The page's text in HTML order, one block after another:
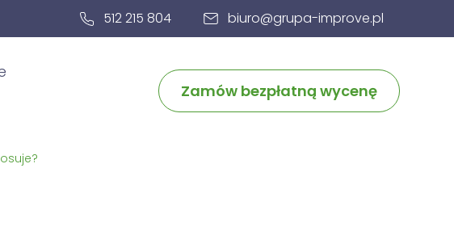
512 215 804 biuro@grupa-improve.pl
Zamów bezpłatną wycenę